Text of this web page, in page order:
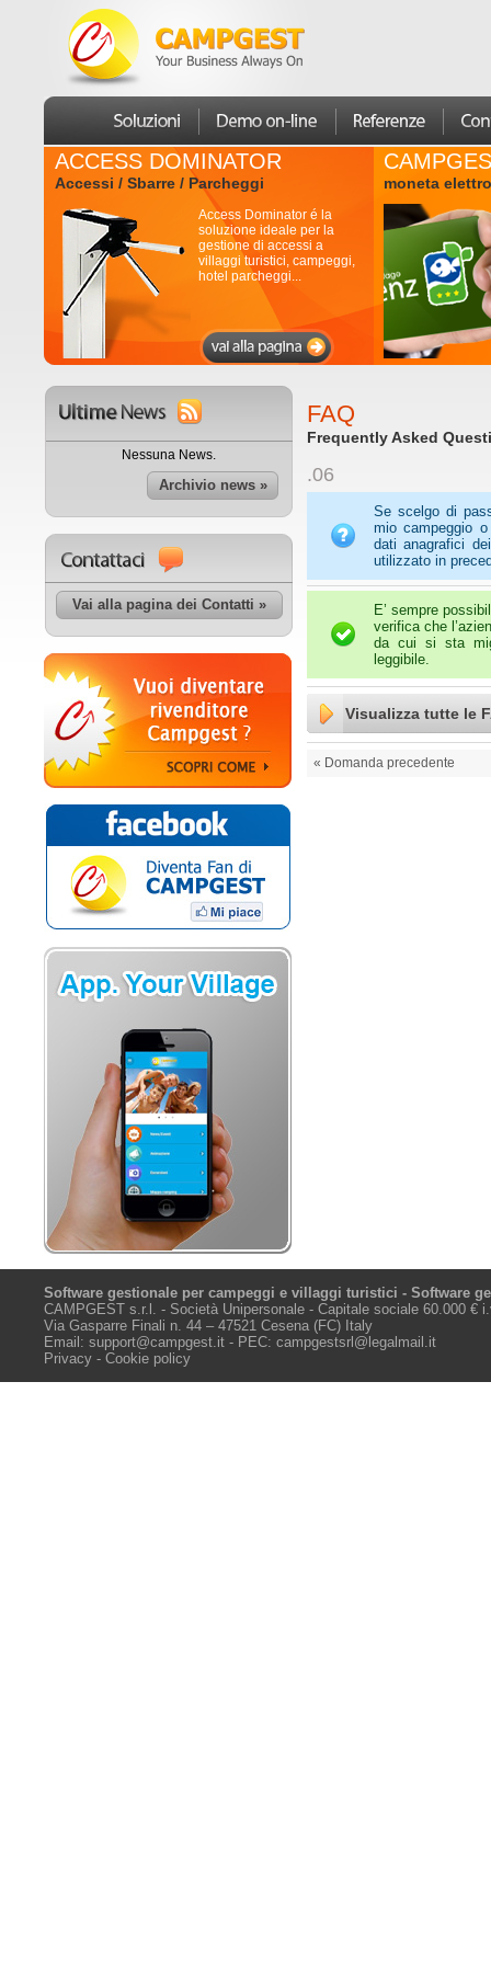
ACCESS DOMINATOR
Accessi / Sbarre / Parcheggi
Access Dominator é la
soluzione ideale per la
gestione di accessi a
villaggi turistici, campeggi,
hotel parcheggi...
moneta
Nessuna News.
Archivio news »
Vai alla pagina dei Contatti »
FAQ
Frequently Asked
.06
Se scelgo di
mio campeggio
dati anagrafici
utilizzato in
E’ sempre
verifica che
da cui si sta
leggibile.
Visualizza tutte le
« Domanda precedente
Software gestionale per campeggi e villaggi turistici - Software
CAMPGEST s.r.l. - Società Unipersonale - Capitale sociale 60.000 €
Via Gasparre Finali n. 44 – 47521 Cesena (FC) Italy
Email: support@campgest.it - PEC: campgestsrl@legalmail.it
Privacy - Cookie policy